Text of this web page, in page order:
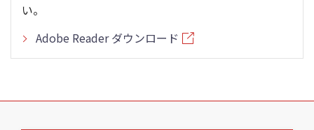
い。
Adobe Reader ダウンロード
こ